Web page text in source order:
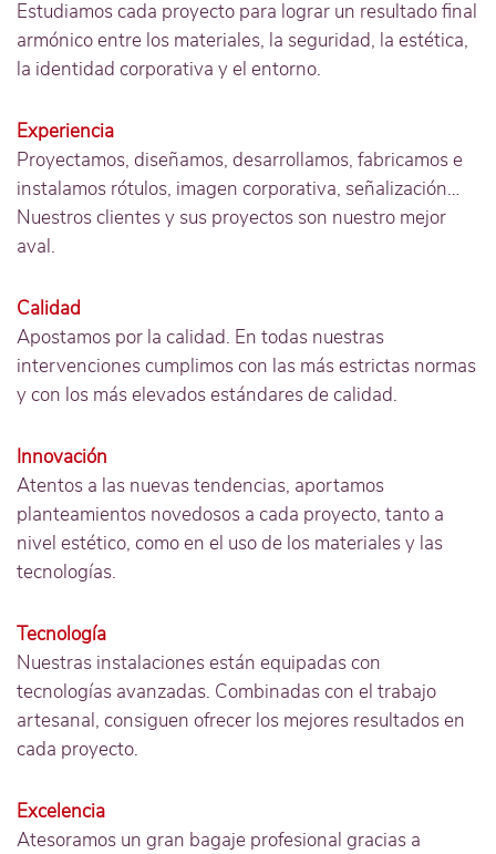
Estudiamos cada proyecto para lograr un resultado final
armónico entre los materiales, la seguridad, la estética,
la identidad corporativa y el entorno.
Experiencia
Proyectamos, diseñamos, desarrollamos, fabricamos e
instalamos rótulos, imagen corporativa, señalización…
Nuestros clientes y sus proyectos son nuestro mejor
aval.
Calidad
Apostamos por la calidad. En todas nuestras
intervenciones cumplimos con las más estrictas normas
y con los más elevados estándares de calidad.
Innovación
Atentos a las nuevas tendencias, aportamos
planteamientos novedosos a cada proyecto, tanto a
nivel estético, como en el uso de los materiales y las
tecnologías.
Tecnología
Nuestras instalaciones están equipadas con
tecnologías avanzadas. Combinadas con el trabajo
artesanal, consiguen ofrecer los mejores resultados en
cada proyecto.
Excelencia
Atesoramos un gran bagaje profesional gracias a